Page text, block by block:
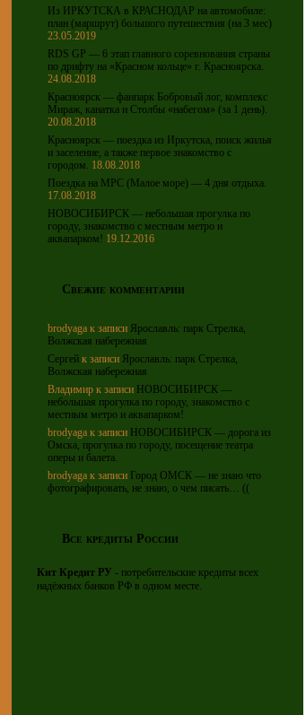
Из ИРКУТСКА в КРАСНОДАР на автомобиле:
план (маршрут) большого путешествия (на 3 мес)
23.05.2019
RDS GP — 6 этап главного соревнования страны
по дрифту на «Красном кольце» г. Красноярска.
24.08.2018
Красноярск — фанпарк Бобровый лог, комплекс
Мираж, канатка и Столбы «набегом» (за 1 день).
20.08.2018
Красноярск — поездка из Иркутска, поиск жилья
и заселение, а также первое знакомство с
городом. 18.08.2018
Поездка на МРС (Малое море) — 4 дня отдыха.
17.08.2018
НОВОСИБИРСК — небольшая прогулка по
городу, знакомство с местным метро и
аквапарком! 19.12.2016
Свежие комментарии
brodyaga к записи Ярославль: парк Стрелка,
Волжская набережная
Сергей к записи Ярославль: парк Стрелка,
Волжская набережная
Владимир к записи НОВОСИБИРСК —
небольшая прогулка по городу, знакомство с
местным метро и аквапарком!
brodyaga к записи НОВОСИБИРСК — дорога из
Омска, прогулка по городу, посещение театра
оперы и балета.
brodyaga к записи Город ОМСК — не знаю что
фотографировать, не знаю, о чем писать… ((
Все кредиты России
Кит Кредит РУ - потребительские кредиты всех
надёжных банков РФ в одном месте.